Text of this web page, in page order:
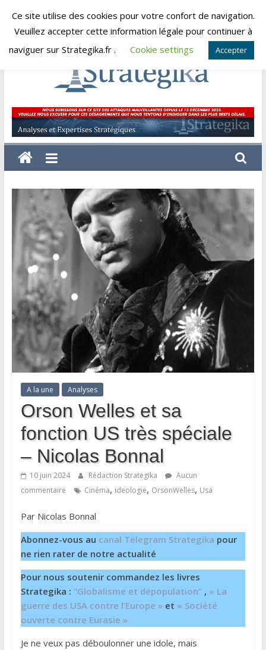
Skip
samedi, août 8, 2026
Strategika
Expertise
et
Analyses
A la une Analyses
Orson Welles et sa
fonction US très spéciale
– Nicolas Bonnal
10 juin 2024 Rédaction Strategika
Aucun
commentaire
Cinéma, ideologie, OrsonWelles, Usa
Par Nicolas Bonnal
Abonnez-vous au canal Telegram Strategika pour
ne rien rater de notre actualité
Pour nous soutenir commandez les livres
Strategika : “Globalisme et dépopulation”, « La
guerre des USA contre l’Europe » et « Société
ouverte contre Eurasie »
Je ne veux pas déboulonner une idole, mais
Ce site utilise des cookies pour votre confort de navigation.
Veuillez accepter cette information légale pour continuer à
naviguer sur Strategika.fr .
Cookie settings Accepter